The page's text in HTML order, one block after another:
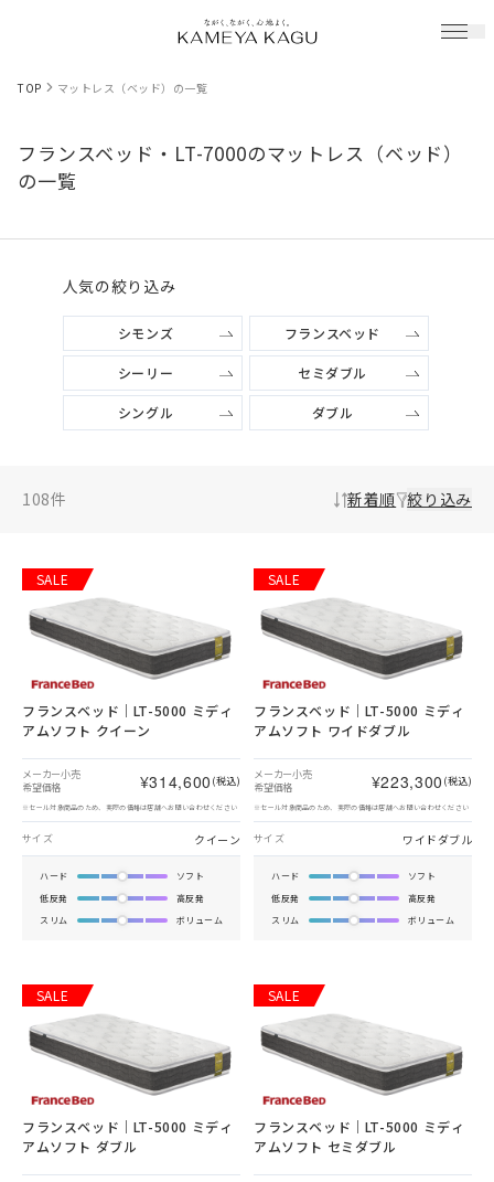
TOP マットレス（ベッド）の一覧
フランスベッド・LT-7000のマットレス（ベッド）
の一覧
人気の絞り込み
シモンズ フランスベッド
シーリー セミダブル
シングル ダブル
108件 新着順 絞り込み
SALE
フランスベッド｜LT-5000 ミディ
アムソフト クイーン
メーカー小売
希望価格
¥314,600 (税込)
※セール対象商品のため、実際の価格は店舗へお問い合わせください
サイズ クイーン
ハード
ソフト
低反発
高反発
スリム
ボリューム
SALE
フランスベッド｜LT-5000 ミディ
アムソフト ワイドダブル
メーカー小売
希望価格
¥223,300 (税込)
※セール対象商品のため、実際の価格は店舗へお問い合わせください
サイズ ワイドダブル
ハード
ソフト
低反発
高反発
スリム
ボリューム
SALE
フランスベッド｜LT-5000 ミディ
アムソフト ダブル
SALE
フランスベッド｜LT-5000 ミディ
アムソフト セミダブル